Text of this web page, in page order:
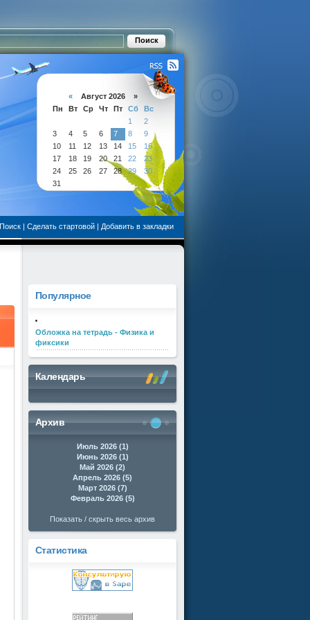
« Август 2026 »
Пн
Вт Ср Чт Пт Сб
Вс
1
2
3
4 5 6 7 8
9
10
11 12 13 14 15
16
17
18 19 20 21 22
23
24
25 26 27 28 29
30
31
Поиск | Сделать стартовой | Добавить в закладки
Популярное
Обложка на тетрадь - Физика и
фиксики
Календарь
Архив
Июль 2026 (1)
Июнь 2026 (1)
Май 2026 (2)
Апрель 2026 (5)
Март 2026 (7)
Февраль 2026 (5)
Показать / скрыть весь архив
Статистика